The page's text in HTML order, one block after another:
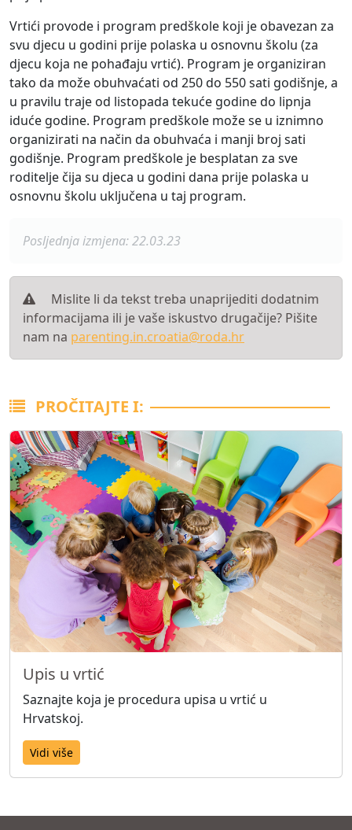
Vrtići provode i program predškole koji je obavezan za
svu djecu u godini prije polaska u osnovnu školu (za
djecu koja ne pohađaju vrtić). Program je organiziran
tako da može obuhvaćati od 250 do 550 sati godišnje, a
u pravilu traje od listopada tekuće godine do lipnja
iduće godine. Program predškole može se u iznimno
organizirati na način da obuhvaća i manji broj sati
godišnje. Program predškole je besplatan za sve
roditelje čija su djeca u godini dana prije polaska u
osnovnu školu uključena u taj program.
Posljednja izmjena: 22.03.23
Mislite li da tekst treba unaprijediti dodatnim
informacijama ili je vaše iskustvo drugačije? Pišite
nam na parenting.in.croatia@roda.hr
PROČITAJTE I:
Upis u vrtić
Saznajte koja je procedura upisa u vrtić u
Hrvatskoj.
Vidi više